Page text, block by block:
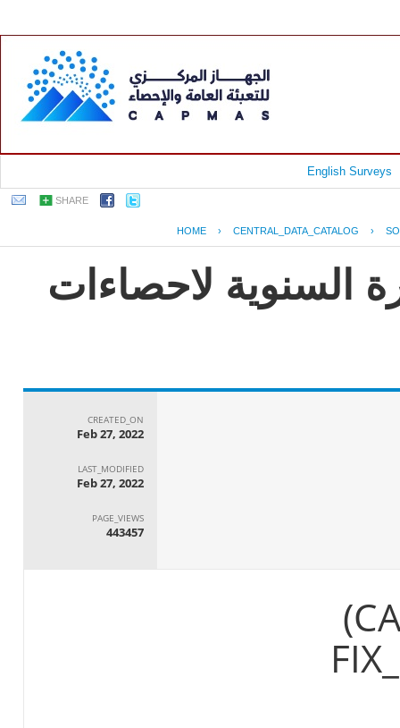
English Surveys
SHARE
HOME › CENTRAL_DATA_CATALOG ›
السنوية لاحصاءات
CREATED_ON
Feb 27, 2022
LAST_MODIFIED
Feb 27, 2022
PAGE_VIEWS
443457